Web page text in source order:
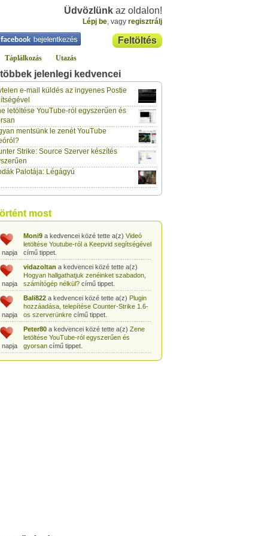
Üdvözlünk az oldalon!
Lépj be, vagy regisztrálj
Feltöltés
Táplálkozás Utazás
jelenlegi kedvencei
e-mail küldés az ingyenes Postie
letöltése YouTube-ról egyszerűen és
mentsünk le zenét YouTube
Strike: Source Szerver készítés
Palotája: Légágyú
most
napja
gabor733a kedvencei közé tette a(z)
Leopárdgekkó-etetés egyszerű csipesszel
című tippet.
napja
gabor733
a kedvencei közé tette a(z)
című tippet.
napja
Hogyan készítsünk fűszeres-paradicsomos
pennét?
napja
gabor733a kedvencei közé tette a(z)
hónapos kortólcímű tippet.
napja
Babakonyha - Alma-banán püré készítése
egyszerűencímű tippet.
napja
Moni9a kedvencei közé tette a(z) Videó
letöltése Youtube-ról a Keepvid segítségével
című tippet.
napja
vidazoltan a kedvencei közé tette a(z)
Hogyan hallgathatjuk zenéinket szabadon,
számítógép nélkül?című tippet.
napja
Bali822a kedvencei közé tette a(z) Plugin
hozzáadása, telepítése Counter-Strike 1.6-
os szerverünkrecímű tippet.
napja
Peter80a kedvencei közé tette a(z) Zene
letöltése YouTube-ról egyszerűen és
gyorsancímű tippet.
Heni77a kedvencei közé tette a(z)Counter